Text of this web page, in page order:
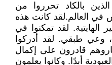
بالكاد تحرروا من
في العالم.لقد كانت هذه
الهايتية. لقد تمكنوا في
وعي طبقي. لقد أدركوا
قادرون على إكمال
أبدًا. وكانوا يعلمون